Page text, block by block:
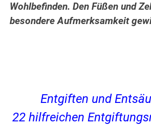
Wohlbefinden. Den Füßen und
besondere Aufmerksamkeit
Entgiften und
22 hilfreichen